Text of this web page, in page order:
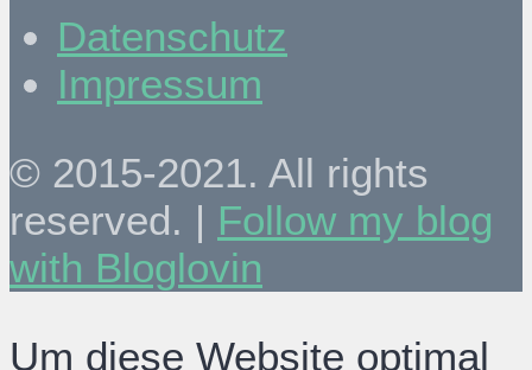
Datenschutz
Impressum
© 2015-2021. All rights
reserved. | Follow my blog
with Bloglovin
Um diese Website optimal